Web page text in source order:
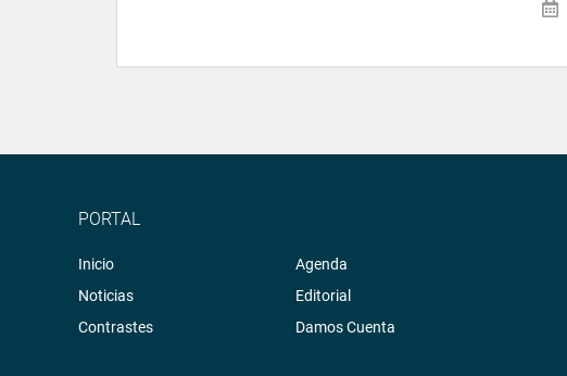
PORTAL
Inicio
Noticias
Contrastes
Agenda
Editorial
Damos Cuenta